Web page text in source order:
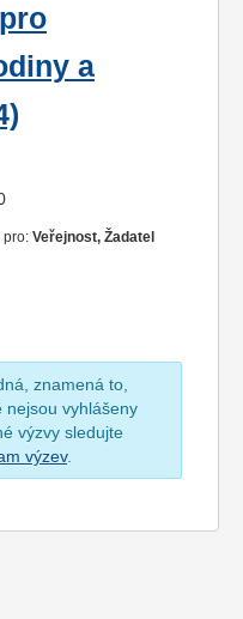
a
pro: Veřejnost, Žadatel
znamená to,
nejsou vyhlášeny
výzvy sledujte
výzev.